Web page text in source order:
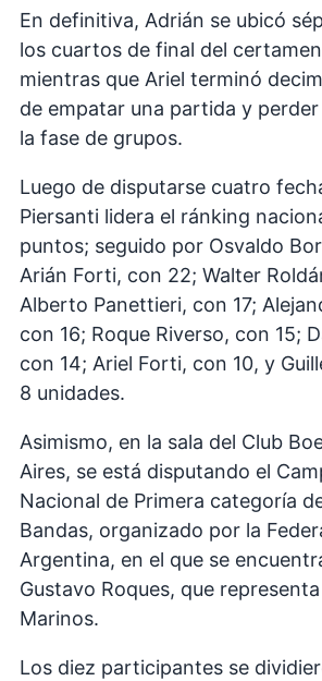
En definitiva, Adrián se ubicó
los cuartos de final del
mientras que Ariel terminó
de empatar una partida y
la fase de grupos.
Luego de disputarse cuatro
Piersanti lidera el ránking
puntos; seguido por Osvaldo
Arián Forti, con 22; Walter
Alberto Panettieri, con 17;
con 16; Roque Riverso, con 15;
con 14; Ariel Forti, con 10, y
8 unidades.
Asimismo, en la sala del Club
Aires, se está disputando el
Nacional de Primera categoría
Bandas, organizado por la
Argentina, en el que se
Gustavo Roques, que
Marinos.
Los diez participantes se